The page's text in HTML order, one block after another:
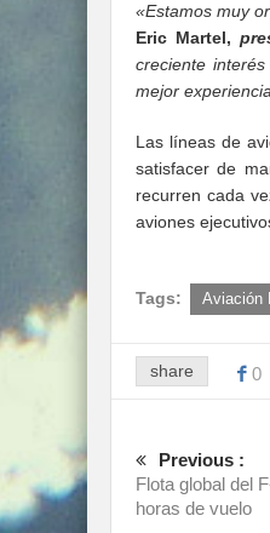
«Estamos muy
Eric Martel,
creciente
mejor
Las líneas de
satisfacer de
recurren cada
aviones
Tags: Aviación
share 0
Previous :
Flota global del
horas de vuelo